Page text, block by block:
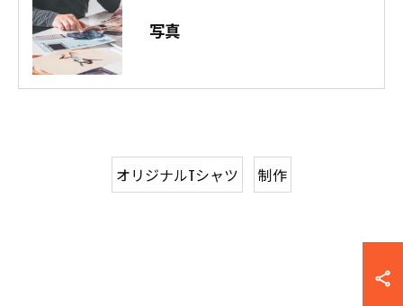
写真
オリジナルTシャツ 制作